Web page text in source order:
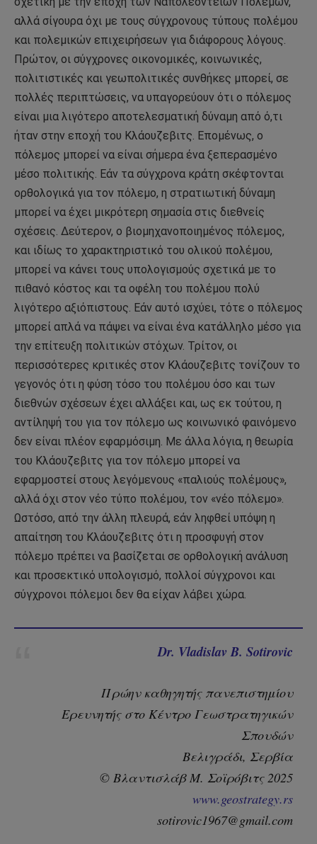
αλλά σίγουρα όχι με τους σύγχρονους τύπους πολέμου
και πολεμικών επιχειρήσεων για διάφορους λόγους.
Πρώτον, οι σύγχρονες οικονομικές, κοινωνικές,
πολιτιστικές και γεωπολιτικές συνθήκες μπορεί, σε
πολλές περιπτώσεις, να υπαγορεύουν ότι ο πόλεμος
είναι μια λιγότερο αποτελεσματική δύναμη από ό,τι
ήταν στην εποχή του Κλάουζεβιτς. Επομένως, ο
πόλεμος μπορεί να είναι σήμερα ένα ξεπερασμένο
μέσο πολιτικής. Εάν τα σύγχρονα κράτη σκέφτονται
ορθολογικά για τον πόλεμο, η στρατιωτική δύναμη
μπορεί να έχει μικρότερη σημασία στις διεθνείς
σχέσεις. Δεύτερον, ο βιομηχανοποιημένος πόλεμος,
και ιδίως το χαρακτηριστικό του ολικού πολέμου,
μπορεί να κάνει τους υπολογισμούς σχετικά με το
πιθανό κόστος και τα οφέλη του πολέμου πολύ
λιγότερο αξιόπιστους. Εάν αυτό ισχύει, τότε ο πόλεμος
μπορεί απλά να πάψει να είναι ένα κατάλληλο μέσο για
την επίτευξη πολιτικών στόχων. Τρίτον, οι
περισσότερες κριτικές στον Κλάουζεβιτς τονίζουν το
γεγονός ότι η φύση τόσο του πολέμου όσο και των
διεθνών σχέσεων έχει αλλάξει και, ως εκ τούτου, η
αντίληψή του για τον πόλεμο ως κοινωνικό φαινόμενο
δεν είναι πλέον εφαρμόσιμη. Με άλλα λόγια, η θεωρία
του Κλάουζεβιτς για τον πόλεμο μπορεί να
εφαρμοστεί στους λεγόμενους «παλιούς πολέμους»,
αλλά όχι στον νέο τύπο πολέμου, τον «νέο πόλεμο».
Ωστόσο, από την άλλη πλευρά, εάν ληφθεί υπόψη η
απαίτηση του Κλάουζεβιτς ότι η προσφυγή στον
πόλεμο πρέπει να βασίζεται σε ορθολογική ανάλυση
και προσεκτικό υπολογισμό, πολλοί σύγχρονοι και
σύγχρονοι πόλεμοι δεν θα είχαν λάβει χώρα.
Dr. Vladislav B. Sotirovic
Πρώην καθηγητής πανεπιστημίου
Ερευνητής στο Κέντρο Γεωστρατηγικών
Σπουδών
Βελιγράδι, Σερβία
© Βλαντισλάβ Μ. Σοϊρόβιτς 2025
www.geostrategy.rs
sotirovic1967@gmail.com